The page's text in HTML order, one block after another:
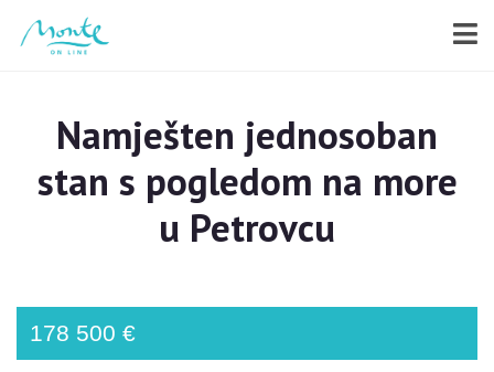
Namješten jednosoban
stan s pogledom na more
u Petrovcu
178 500 €